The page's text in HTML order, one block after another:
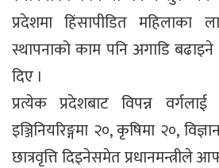
प्रदेशमा हिंसापीडित महिलाका
स्थापनाको काम पनि अगाडि बढाइने
दिए ।
प्रत्येक प्रदेशबाट विपन्न वर्गलाई
इञ्जिनियरिङ्गमा २०, कृषिमा २०,
छात्रवृत्ति दिइनेसमेत प्रधानमन्त्रीले